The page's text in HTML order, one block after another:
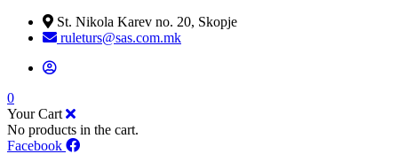
St. Nikola Karev no. 20, Skopje
ruleturs@sas.com.mk
0
Your Cart
No products in the cart.
Facebook